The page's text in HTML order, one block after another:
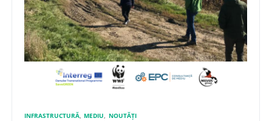
INFRASTRUCTURĂ MEDIU NOUTĂȚI